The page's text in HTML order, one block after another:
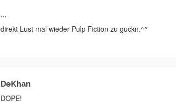
...
direkt Lust mal wieder Pulp Fiction zu guckn.^^
DeKhan
DOPE!